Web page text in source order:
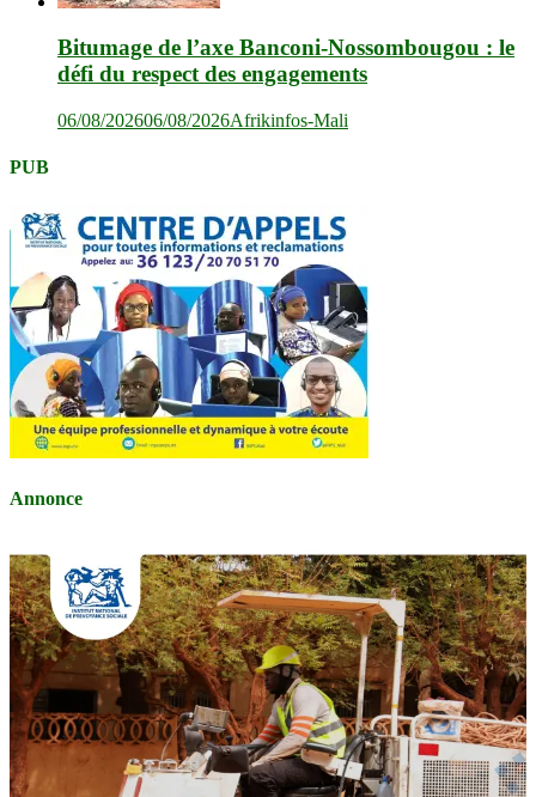
Bitumage de l’axe Banconi-Nossombougou : le
défi du respect des engagements
06/08/202606/08/2026Afrikinfos-Mali
PUB
Annonce